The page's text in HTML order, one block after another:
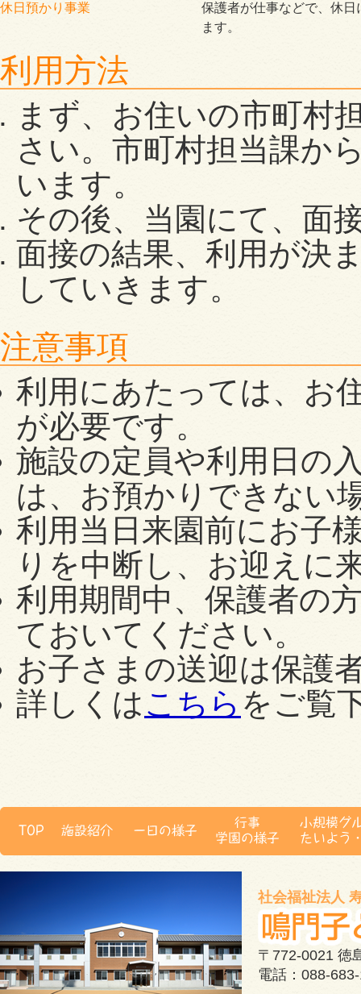
休日預かり事業
保護者が仕事などで、休
ます。
利用方法
まず、お住いの市町村
さい。市町村担当課か
います。
その後、当園にて、面
面接の結果、利用が決
していきます。
注意事項
利用にあたっては、お
が必要です。
施設の定員や利用日の
は、お預かりできない
利用当日来園前にお子
りを中断し、お迎えに
利用期間中、保護者の
ておいてください。
お子さまの送迎は保護
詳しくはこちら をご覧
社会福祉法人
〒772-0021 徳
電話：088-